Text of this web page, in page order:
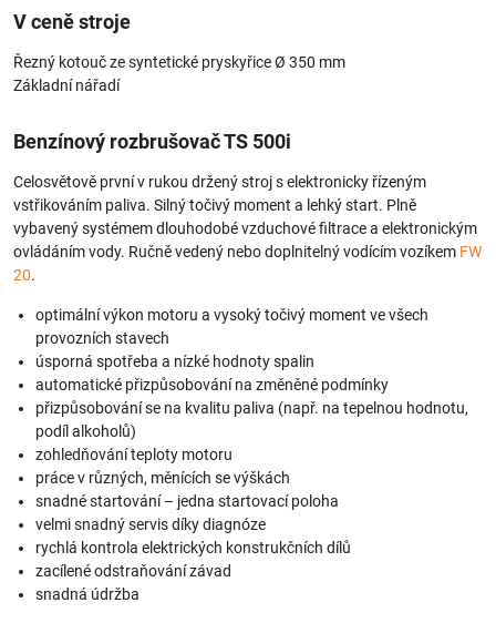
Hladina akustického výkonu
Hodnota vibrací vpravo
3) K-Faktor podle RL 2006/42/EG = 2 m/s²
V ceně stroje
Řezný kotouč ze syntetické pryskyřice Ø 350 mm
Základní nářadí
Benzínový rozbrušovač TS 500i
Celosvětově první v rukou držený stroj s elektronicky řízeným
vstřikováním paliva. Silný točivý moment a lehký start. Plně
vybavený systémem dlouhodobé vzduchové filtrace a elektronickým
ovládáním vody. Ručně vedený nebo doplnitelný vodícím vozíkem FW
20.
optimální výkon motoru a vysoký točivý moment ve všech
provozních stavech
úsporná spotřeba a nízké hodnoty spalin
automatické přizpůsobování na změněné podmínky
přizpůsobování se na kvalitu paliva (např. na tepelnou hodnotu,
podíl alkoholů)
zohledňování teploty motoru
práce v různých, měnících se výškách
snadné startování – jedna startovací poloha
velmi snadný servis díky diagnóze
rychlá kontrola elektrických konstrukčních dílů
zacílené odstraňování závad
snadná údržba